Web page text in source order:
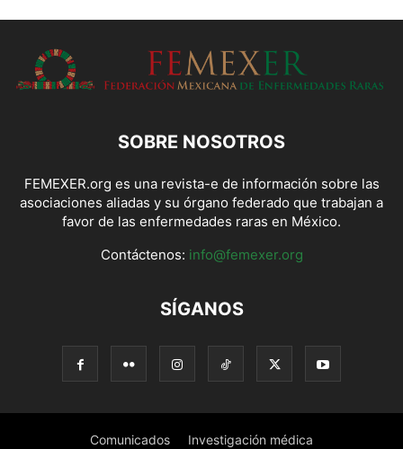
SOBRE NOSOTROS
FEMEXER.org es una revista-e de información sobre las
asociaciones aliadas y su órgano federado que trabajan a
favor de las enfermedades raras en México.
Contáctenos: info@femexer.org
SÍGANOS
Comunicados Investigación médica